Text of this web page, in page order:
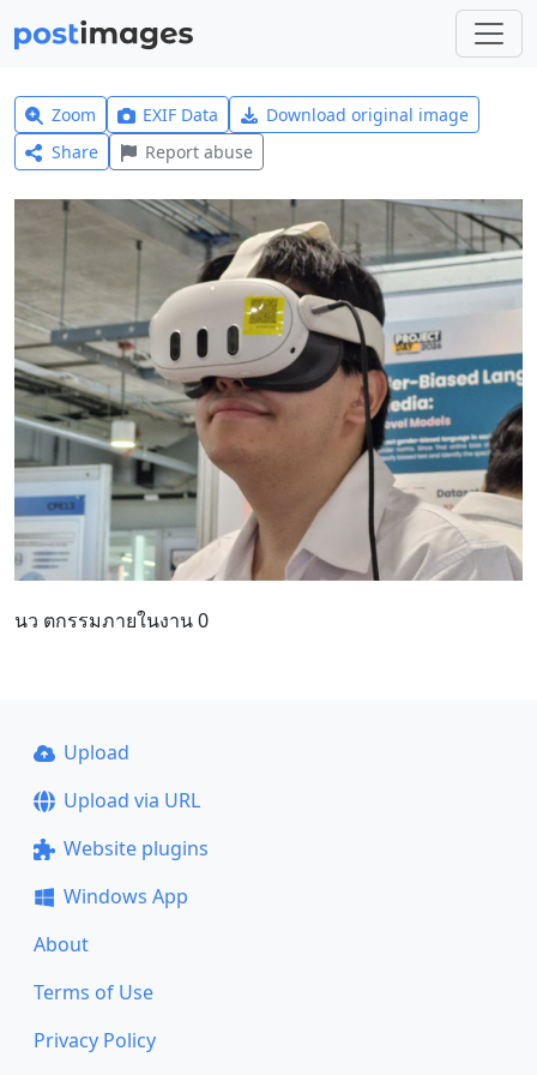
Zoom EXIF Data
Download original image
Share
Report abuse
นว ตกรรมภายในงาน 0
Upload
Upload via URL
Website plugins
Windows App
About
Terms of Use
Privacy Policy